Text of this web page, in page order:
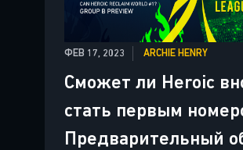
ФЕВ 17, 2023 ARCHIE HENRY
Сможет ли Heroic
стать первым
Предварительный